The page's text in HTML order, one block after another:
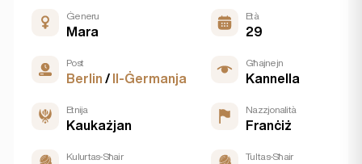
Ġeneru
Mara
Età
29
Post
Berlin / Il-Ġermanja
Għajnejn
Kannella
Etnija
Kaukażjan
Nazzjonalità
Franċiż
Kulur tas-Sħair Tul tas-Sħair